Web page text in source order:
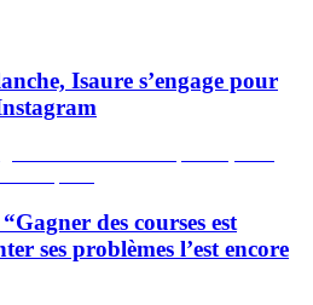
Isaure s’engage pour
des courses est
ses problèmes l’est encore